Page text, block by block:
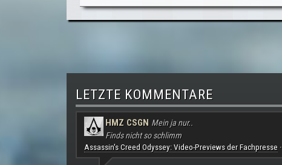
LETZTE KOMMENTARE
HMZ CSGN Mein ja nur..
Finds nicht so schlimm
Assassin's Creed Odyssey: Video-Previews der Fachpresse·